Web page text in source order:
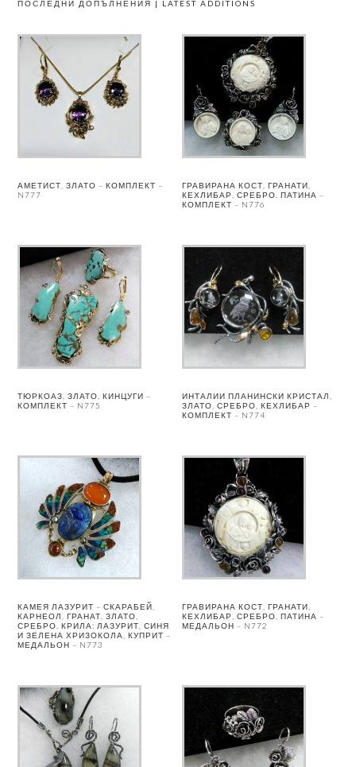
ПОСЛЕДНИ ДОПЪЛНЕНИЯ | LATEST ADDITIONS
АМЕТИСТ, ЗЛАТО – КОМПЛЕКТ –
N777
ГРАВИРАНА КОСТ, ГРАНАТИ,
КЕХЛИБАР, СРЕБРО, ПАТИНА –
КОМПЛЕКТ – N776
ТЮРКОАЗ, ЗЛАТО, КИНЦУГИ –
КОМПЛЕКТ – N775
ИНТАЛИИ ПЛАНИНСКИ КРИСТАЛ,
ЗЛАТО, СРЕБРО, КЕХЛИБАР –
КОМПЛЕКТ – N774
КАМЕЯ ЛАЗУРИТ – СКАРАБЕЙ,
КАРНЕОЛ, ГРАНАТ, ЗЛАТО,
СРЕБРО. КРИЛА: ЛАЗУРИТ, СИНЯ
И ЗЕЛЕНА ХРИЗОКОЛА, КУПРИТ –
МЕДАЛЬОН – N773
ГРАВИРАНА КОСТ, ГРАНАТИ,
КЕХЛИБАР, СРЕБРО, ПАТИНА –
МЕДАЛЬОН – N772